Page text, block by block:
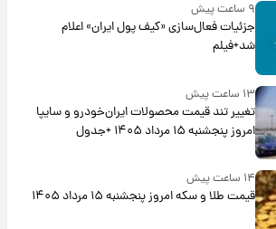
۹ ساعت پیش
جزئیات فعال‌سازی «کیف پول ایران» اعلام
شد+فیلم
۱۳ ساعت پیش
تغییر تند قیمت محصولات ایران‌خودرو و سایپا
امروز پنجشنبه ۱۵ مرداد ۱۴۰۵ +جدول
۱۴ ساعت پیش
قیمت طلا و سکه امروز پنجشنبه ۱۵ مرداد ۱۴۰۵